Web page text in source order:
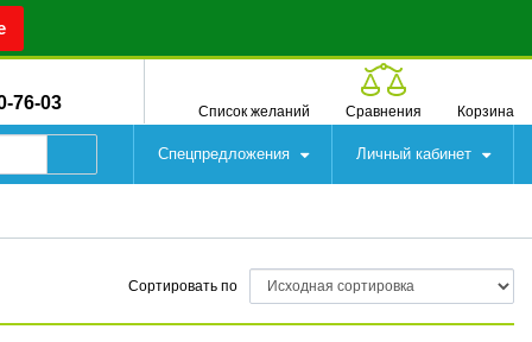
76-03 Список желаний Сравнения Корзина
Спецпредложения Личный кабинет
Сортировать по